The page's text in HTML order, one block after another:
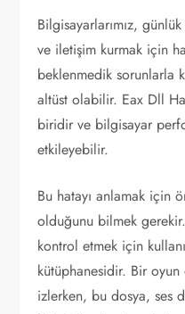
Bilgisayarlarımız,
ve iletişim kurmak için
beklenmedik sorunlarla
altüst olabilir. Eax Dll
biridir ve bilgisayar
etkileyebilir.
Bu hatayı anlamak için
olduğunu bilmek
kontrol etmek için
kütüphanesidir. Bir
izlerken, bu dosya, ses